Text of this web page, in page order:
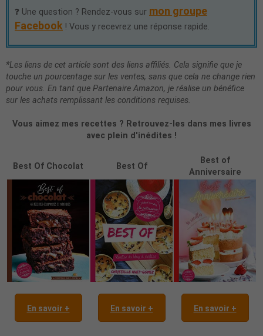
❓ Une question ? Rendez-vous sur mon groupe
Facebook ! Vous y recevrez une réponse rapide.
*Les liens de cet article sont des liens affiliés. Cela signifie que je
touche un pourcentage sur les ventes, sans que cela ne change rien
pour vous. En tant que Partenaire Amazon, je réalise un bénéfice
sur les achats remplissant les conditions requises.
Vous aimez mes recettes ? Retrouvez-les dans mes livres
avec plein d'inédites !
Best Of Chocolat Best Of
Best of
Anniversaire
En savoir + En savoir + En savoir +